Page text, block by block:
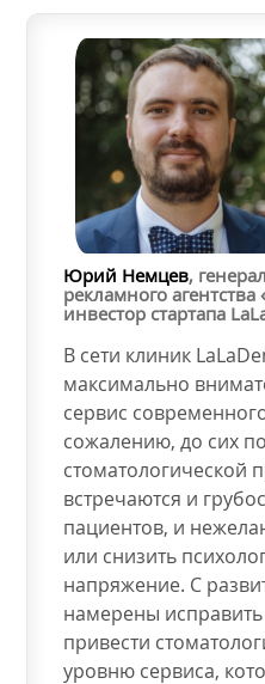
Юрий Немцев,
рекламного
инвестор стартапа
В сети клиник
максимально
сервис
сожалению, до сих
стоматологической
встречаются и
пациентов, и
или снизить
напряжение. С
намерены
привести
уровню сервиса,